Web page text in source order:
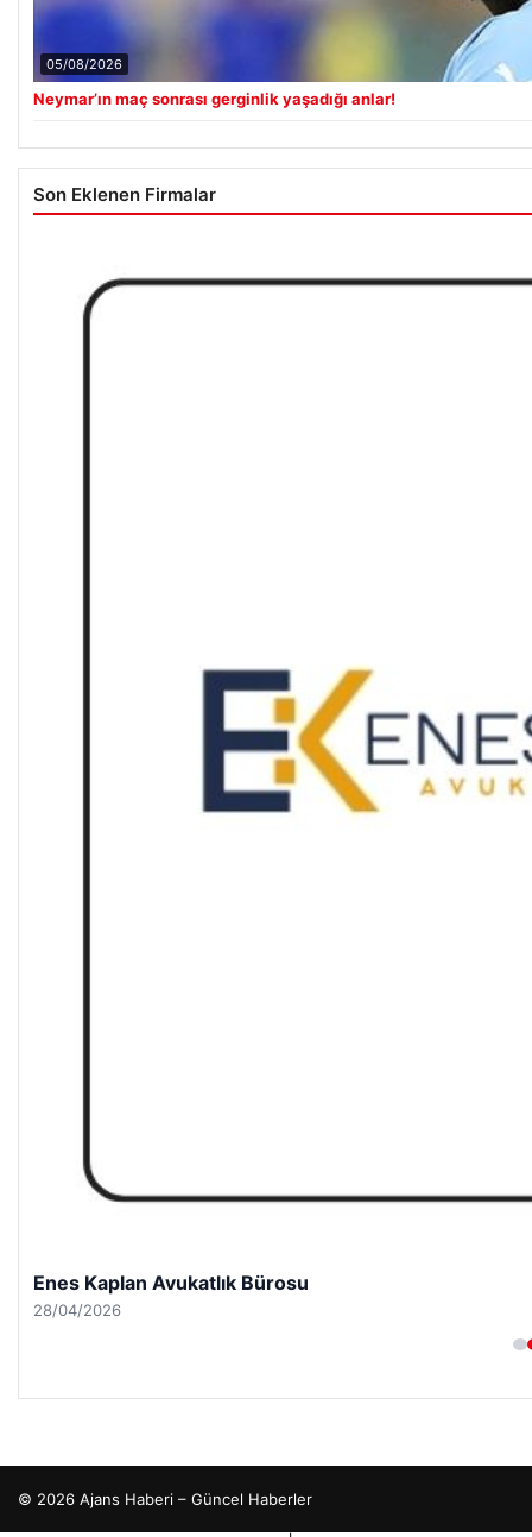
05/08/2026
Neymar’ın maç sonrası gerginlik yaşadığı anlar!
Son Eklenen Firmalar
Enes Kaplan Avukatlık Bürosu
28/04/2026
© 2026 Ajans Haberi – Güncel Haberler